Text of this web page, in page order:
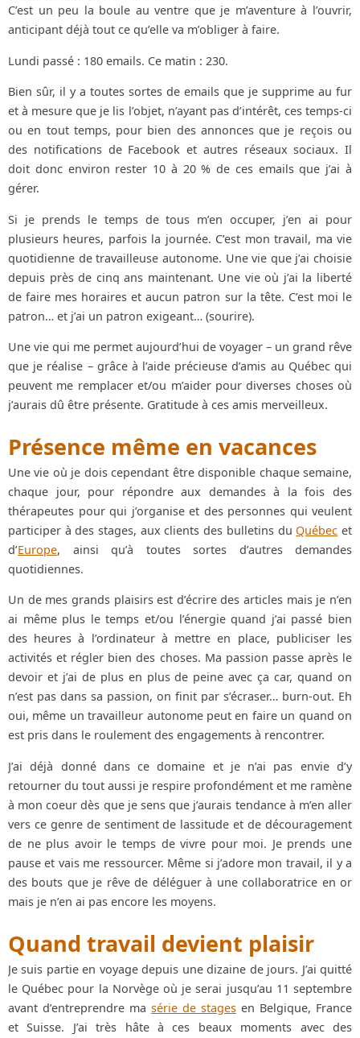
C’est un peu la boule au ventre que je m’aventure à l’ouvrir,
anticipant déjà tout ce qu’elle va m’obliger à faire.
Lundi passé : 180 emails. Ce matin : 230.
Bien sûr, il y a toutes sortes de emails que je supprime au fur
et à mesure que je lis l’objet, n’ayant pas d’intérêt, ces temps-ci
ou en tout temps, pour bien des annonces que je reçois ou
des notifications de Facebook et autres réseaux sociaux. Il
doit donc environ rester 10 à 20 % de ces emails que j’ai à
gérer.
Si je prends le temps de tous m’en occuper, j’en ai pour
plusieurs heures, parfois la journée. C’est mon travail, ma vie
quotidienne de travailleuse autonome. Une vie que j’ai choisie
depuis près de cinq ans maintenant. Une vie où j’ai la liberté
de faire mes horaires et aucun patron sur la tête. C’est moi le
patron… et j’ai un patron exigeant… (sourire).
Une vie qui me permet aujourd’hui de voyager – un grand rêve
que je réalise – grâce à l’aide précieuse d’amis au Québec qui
peuvent me remplacer et/ou m’aider pour diverses choses où
j’aurais dû être présente. Gratitude à ces amis merveilleux.
Présence même en vacances
Une vie où je dois cependant être disponible chaque semaine,
chaque jour, pour répondre aux demandes à la fois des
thérapeutes pour qui j’organise et des personnes qui veulent
participer à des stages, aux clients des bulletins du Québec et
d’Europe, ainsi qu’à toutes sortes d’autres demandes
quotidiennes.
Un de mes grands plaisirs est d’écrire des articles mais je n’en
ai même plus le temps et/ou l’énergie quand j’ai passé bien
des heures à l’ordinateur à mettre en place, publiciser les
activités et régler bien des choses. Ma passion passe après le
devoir et j’ai de plus en plus de peine avec ça car, quand on
n’est pas dans sa passion, on finit par s’écraser… burn-out. Eh
oui, même un travailleur autonome peut en faire un quand on
est pris dans le roulement des engagements à rencontrer.
J’ai déjà donné dans ce domaine et je n’ai pas envie d’y
retourner du tout aussi je respire profondément et me ramène
à mon coeur dès que je sens que j’aurais tendance à m’en aller
vers ce genre de sentiment de lassitude et de découragement
de ne plus avoir le temps de vivre pour moi. Je prends une
pause et vais me ressourcer. Même si j’adore mon travail, il y a
des bouts que je rêve de déléguer à une collaboratrice en or
mais je n’en ai pas encore les moyens.
Quand travail devient plaisir
Je suis partie en voyage depuis une dizaine de jours. J’ai quitté
le Québec pour la Norvège où je serai jusqu’au 11 septembre
avant d’entreprendre ma série de stages en Belgique, France
et Suisse. J’ai très hâte à ces beaux moments avec des